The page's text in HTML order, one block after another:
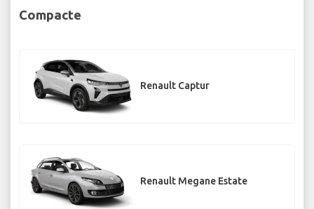
Compacte
Renault Captur
Renault Megane Estate